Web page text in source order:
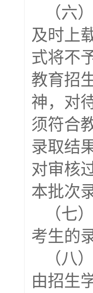
（六
及时上
式将不
教育招
神，对
须符合
录取结
对审核
本批次
（七
考生的
（八
由招生